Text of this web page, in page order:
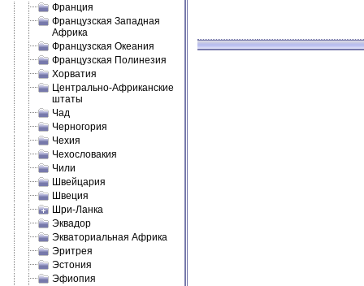
Франция
Французская Западная
Африка
Французская Океания
Французская Полинезия
Хорватия
Центрально-Африканские
штаты
Чад
Черногория
Чехия
Чехословакия
Чили
Швейцария
Швеция
Шри-Ланка
Эквадор
Экваториальная Африка
Эритрея
Эстония
Эфиопия